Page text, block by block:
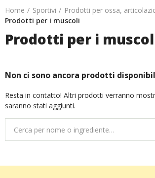
Home Sportivi
Prodotti per ossa,
Prodotti per i muscoli
Prodotti per i
Non ci sono ancora prodotti
Resta in contatto! Altri prodotti verranno
saranno stati aggiunti.